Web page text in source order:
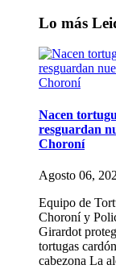
Lo más
Nacen
resguardan
Choroní
Agosto 06,
Equipo de
Choroní y
Girardot
tortugas
cabezona La